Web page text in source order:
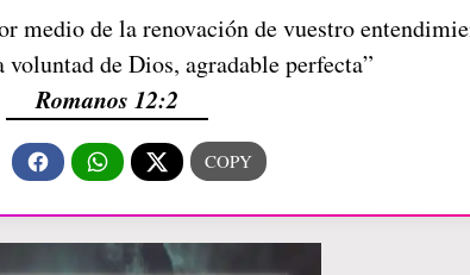
medio de la renovación de vuestro
voluntad de Dios, agradable perfecta”
Romanos 12:2